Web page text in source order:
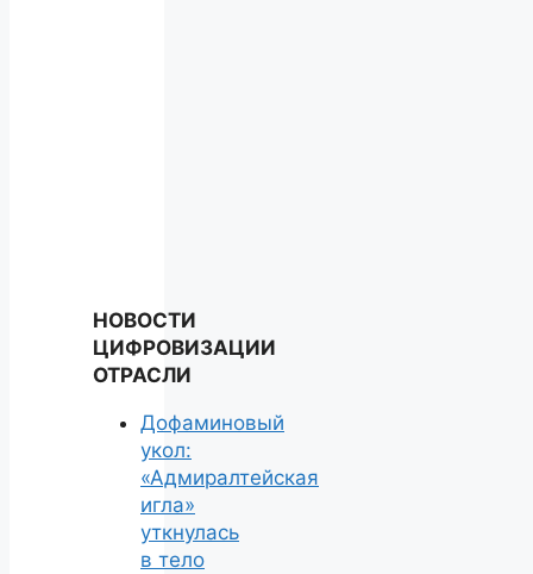
НОВОСТИ
ЦИФРОВИЗАЦИИ
ОТРАСЛИ
Дофаминовый
укол:
«Адмиралтейская
игла»
уткнулась
в тело